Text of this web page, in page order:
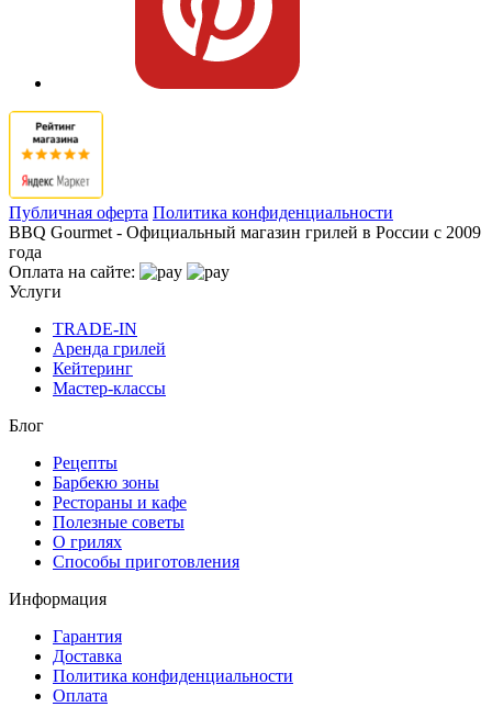
Публичная оферта Политика конфиденциальности
BBQ Gourmet - Официальный магазин грилей в России с 2009
года
Оплата на сайте:
Услуги
TRADE-IN
Аренда грилей
Кейтеринг
Мастер-классы
Блог
Рецепты
Барбекю зоны
Рестораны и кафе
Полезные советы
О грилях
Способы приготовления
Информация
Гарантия
Доставка
Политика конфиденциальности
Оплата